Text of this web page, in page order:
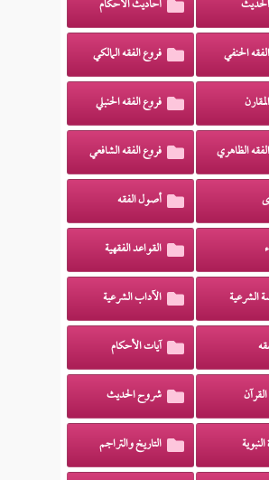
أحاديث الأحكام
الحنفي فروع الفقه المالكي
فروع الفقه الحنبلي
الظاهري فروع الفقه الشافعي
أصول الفقه
القواعد الفقهية
الشرعية الآداب الشرعية
آيات الأحكام
شروح الحديث
التاريخ والتراجم